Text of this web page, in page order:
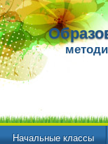
Начальные классы